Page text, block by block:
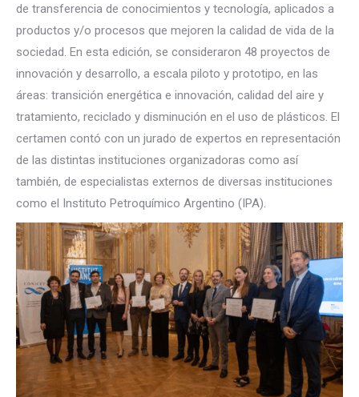
de transferencia de conocimientos y tecnología, aplicados a
productos y/o procesos que mejoren la calidad de vida de la
sociedad. En esta edición, se consideraron 48 proyectos de
innovación y desarrollo, a escala piloto y prototipo, en las
áreas: transición energética e innovación, calidad del aire y
tratamiento, reciclado y disminución en el uso de plásticos. El
certamen contó con un jurado de expertos en representación
de las distintas instituciones organizadoras como así
también, de especialistas externos de diversas instituciones
como el Instituto Petroquímico Argentino (IPA).